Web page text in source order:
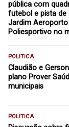
pública com
futebol e pista de
Jardim
Poliesportivo no
POLITICA
Claudião e
plano Prover
municipais
POLITICA